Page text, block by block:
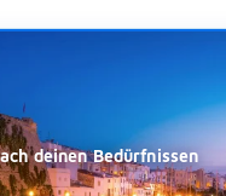
deinen Bedürfnissen